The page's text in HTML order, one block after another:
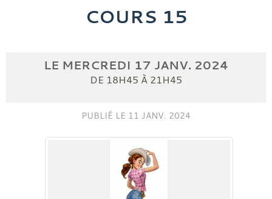
COURS 15
LE MERCREDI 17 JANV. 2024
DE 18H45 À 21H45
PUBLIÉ LE 11 JANV. 2024